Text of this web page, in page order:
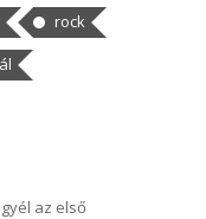
rock
az első